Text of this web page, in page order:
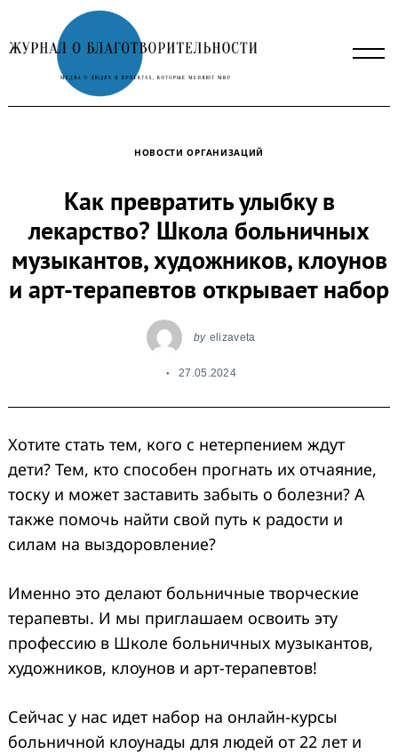
to
content
НОВОСТИ ОРГАНИЗАЦИЙ
Как превратить улыбку в
лекарство? Школа больничных
музыкантов, художников, клоунов
и арт-терапевтов открывает набор
by elizaveta
27.05.2024
Хотите стать тем, кого с нетерпением ждут
дети? Тем, кто способен прогнать их отчаяние,
тоску и может заставить забыть о болезни? А
также помочь найти свой путь к радости и
силам на выздоровление?
Именно это делают больничные творческие
терапевты. И мы приглашаем освоить эту
профессию в Школе больничных музыкантов,
художников, клоунов и арт-терапевтов!
Сейчас у нас идет набор на онлайн-курсы
больничной клоунады для людей от 22 лет и